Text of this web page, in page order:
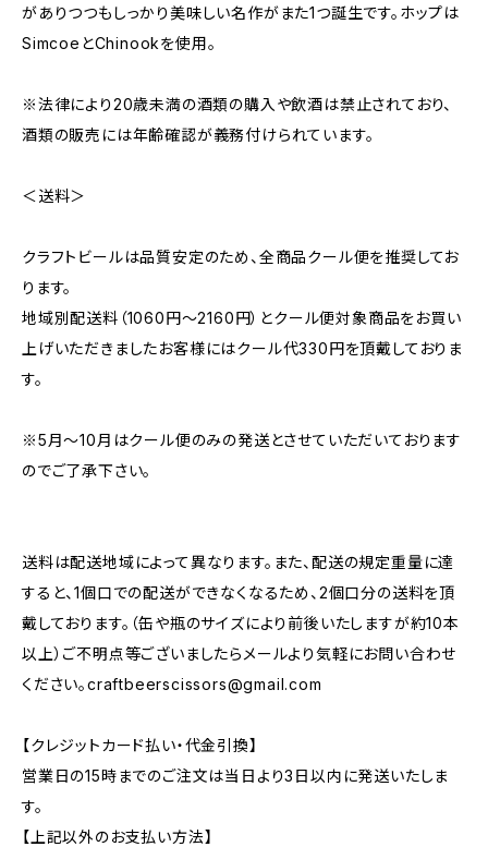
がありつつもしっかり美味しい名作がまた1つ誕生です。ホップは
SimcoeとChinookを使用。
※法律により20歳未満の酒類の購入や飲酒は禁止されており、
酒類の販売には年齢確認が義務付けられています。
＜送料＞
クラフトビールは品質安定のため、全商品クール便を推奨してお
ります。
地域別配送料（1060円～2160円）とクール便対象商品をお買い
上げいただきましたお客様にはクール代330円を頂戴しておりま
す。
※5月～10月はクール便のみの発送とさせていただいております
のでご了承下さい。
送料は配送地域によって異なります。また、配送の規定重量に達
すると、1個口での配送ができなくなるため、2個口分の送料を頂
戴しております。（缶や瓶のサイズにより前後いたしますが約10本
以上）ご不明点等ございましたらメールより気軽にお問い合わせ
ください。craftbeerscissors@gmail.com
【クレジットカード払い・代金引換】
営業日の15時までのご注文は当日より3日以内に発送いたしま
す。
【上記以外のお支払い方法】